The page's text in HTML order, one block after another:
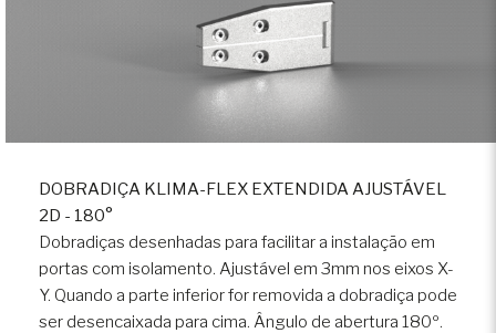
DOBRADIÇA KLIMA-FLEX EXTENDIDA AJUSTÁVEL
2D - 180°
Dobradiças desenhadas para facilitar a instalação em
portas com isolamento. Ajustável em 3mm nos eixos X-
Y. Quando a parte inferior for removida a dobradiça pode
ser desencaixada para cima. Ângulo de abertura 180º.